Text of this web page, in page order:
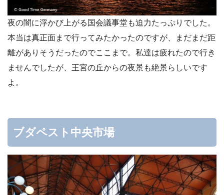
夜の闇に浮かび上がる国会議事堂も迫力たっぷりでした。
本当は真正面まで行ってみたかったのですが、まだまだ距
離がありそうだったのでここまで。私達は疲れたので行き
ませんでしたが、王宮の丘からの夜景も絶景らしいです
よ。
ブダペスト中央市場